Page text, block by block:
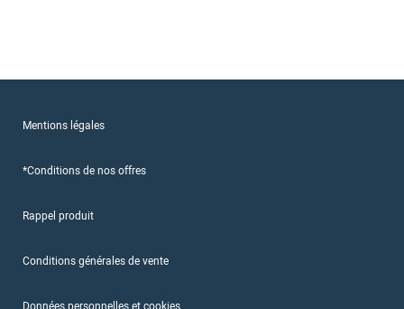
Mentions légales
*Conditions de nos offres
Rappel produit
Conditions générales de vente
Données personnelles et cookies